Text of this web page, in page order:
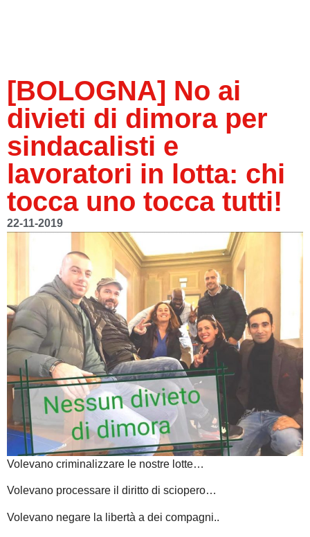
[BOLOGNA] No ai
divieti di dimora per
sindacalisti e
lavoratori in lotta: chi
tocca uno tocca tutti!
22-11-2019
Volevano criminalizzare le nostre lotte…
Volevano processare il diritto di sciopero…
Volevano negare la libertà a dei compagni..